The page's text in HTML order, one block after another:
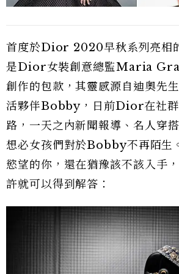
首度於Dior 2020早秋系列亮相
是Dior女裝創意總監Maria
創作的包款，其靈感源自迪奧先
活夥伴Bobby，日前Dior在社群
路，一天之內新聞報導、名人穿
想必女孩們對於Bobby不再陌生
慾望的你，還在猶豫該不該入手
許就可以得到解答：